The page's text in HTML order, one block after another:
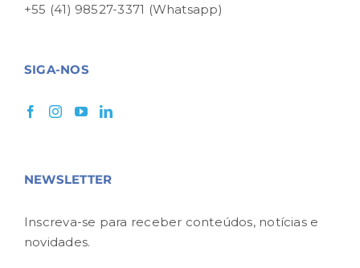
+55 (41) 98527-3371 (Whatsapp)
SIGA-NOS
NEWSLETTER
Inscreva-se para receber conteúdos, notícias e
novidades.